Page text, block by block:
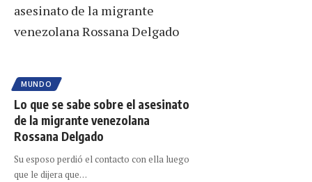
MUNDO
Lo que se sabe sobre el asesinato
de la migrante venezolana
Rossana Delgado
Su esposo perdió el contacto con ella luego
que le dijera que…